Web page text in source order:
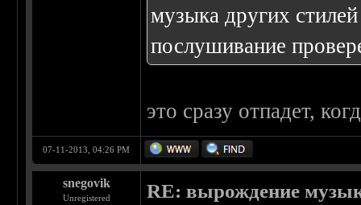
музыка других
послушивание
это сразу отпадет,
07-11-2013, 04:26 PM
snegovik
Unregistered
RE: вырождение